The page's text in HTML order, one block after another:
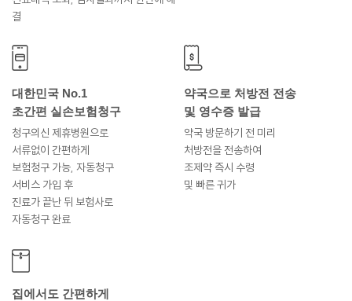
결
대한민국 No.1
초간편 실손보험청구
청구의신 제휴병원으로
서류없이 간편하게
보험청구 가능, 자동청구
서비스 가입 후
진료가 끝난 뒤 보험사로
자동청구 완료
약국으로 처방전 전송
및 영수증 발급
약국 방문하기 전 미리
처방전을 전송하여
조제약 즉시 수령
및 빠른 귀가
집에서도 간편하게